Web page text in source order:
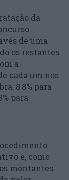
da
de uma
os restantes
a
cada um nos
8,8% para
para
e, como
montantes